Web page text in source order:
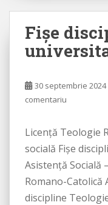
Fişe
30 septembrie 2024
comentariu
Licenţă Teologie
socială Fișe
Asistență Socială
Romano-Catolică
discipline